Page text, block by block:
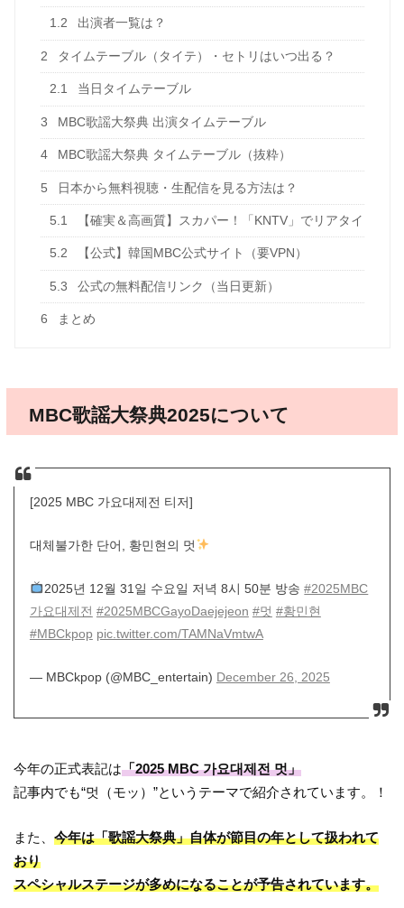
1.2 出演者一覧は？
2 タイムテーブル（タイテ）・セトリはいつ出る？
2.1 当日タイムテーブル
3 MBC歌謡大祭典 出演タイムテーブル
4 MBC歌謡大祭典 タイムテーブル（抜粋）
5 日本から無料視聴・生配信を見る方法は？
5.1 【確実＆高画質】スカパー！「KNTV」でリアタイ
5.2 【公式】韓国MBC公式サイト（要VPN）
5.3 公式の無料配信リンク（当日更新）
6 まとめ
MBC歌謡大祭典2025について
[2025 MBC 가요대제전 티저]
대체불가한 단어, 황민현의 멋
2025년 12월 31일 수요일 저녁 8시 50분 방송#2025MBC
가요대제전 #2025MBCGayoDaejejeon #멋 #황민현
#MBCkpop pic.twitter.com/TAMNaVmtwA
— MBCkpop (@MBC_entertain) December 26, 2025
今年の正式表記は「2025 MBC 가요대제전 멋」
記事内でも“멋（モッ）”というテーマで紹介されています。！
また、今年は「歌謡大祭典」自体が節目の年として扱われて
おり
スペシャルステージが多めになることが予告されています。